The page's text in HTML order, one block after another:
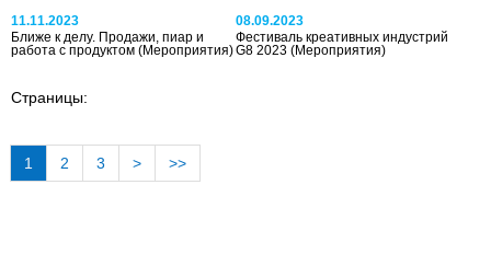
11.11.2023
Ближе к делу. Продажи, пиар и
работа с продуктом (Мероприятия)
08.09.2023
Фестиваль креативных индустрий
G8 2023(Мероприятия)
Страницы:
1 2 3 > >>